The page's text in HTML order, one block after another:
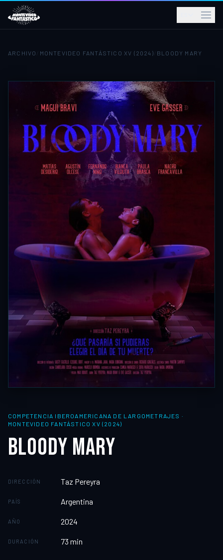
ARCHIVO MONTEVIDEO FANTÁSTICO XV (2024) BLOODY MARY
COMPETENCIA IBEROAMERICANA DE LARGOMETRAJES ·
MONTEVIDEO FANTÁSTICO XV (2024)
BLOODY MARY
DIRECCIÓN Taz Pereyra
PAÍS Argentina
AÑO 2024
DURACIÓN 73 min